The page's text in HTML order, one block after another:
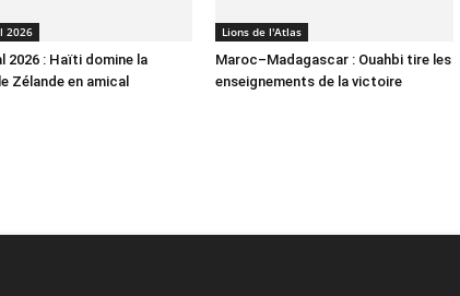
2026
2026 : Haïti domine la
Zélande en amical
Lions de l'Atlas
Maroc–Madagascar : Ouahbi tire les
enseignements de la victoire